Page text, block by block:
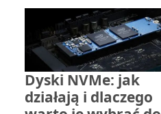
Dyski NVMe: jak
działają i dlaczego